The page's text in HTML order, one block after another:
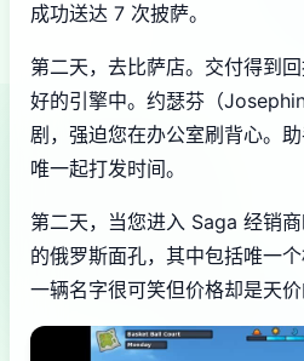
成功送达 7 次披萨。
第二天，去比萨店。交付得到
好的引擎中。约瑟芬（
剧，强迫您在办公室刷背心。
唯一起打发时间。
第二天，当您进入 Saga 经销
的俄罗斯面孔，其中包括唯一
一辆名字很可笑但价格却是天价